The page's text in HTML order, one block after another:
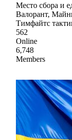
Место сбора и
Валорант,
Тимфайтс
562
Online
6,748
Members